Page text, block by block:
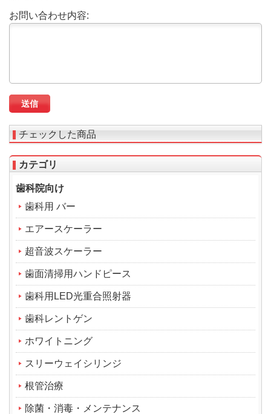
お問い合わせ内容:
チェックした商品
カテゴリ
歯科院向け
歯科用 バー
エアースケーラー
超音波スケーラー
歯面清掃用ハンドピース
歯科用LED光重合照射器
歯科レントゲン
ホワイトニング
スリーウェイシリンジ
根管治療
除菌・消毒・メンテナンス